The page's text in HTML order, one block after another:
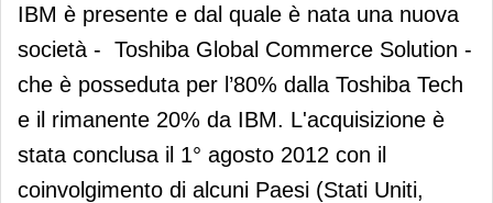
IBM è presente e dal quale è nata una nuova
società - Toshiba Global Commerce Solution -
che è posseduta per l’80% dalla Toshiba Tech
e il rimanente 20% da IBM. L'acquisizione è
stata conclusa il 1° agosto 2012 con il
coinvolgimento di alcuni Paesi (Stati Uniti,